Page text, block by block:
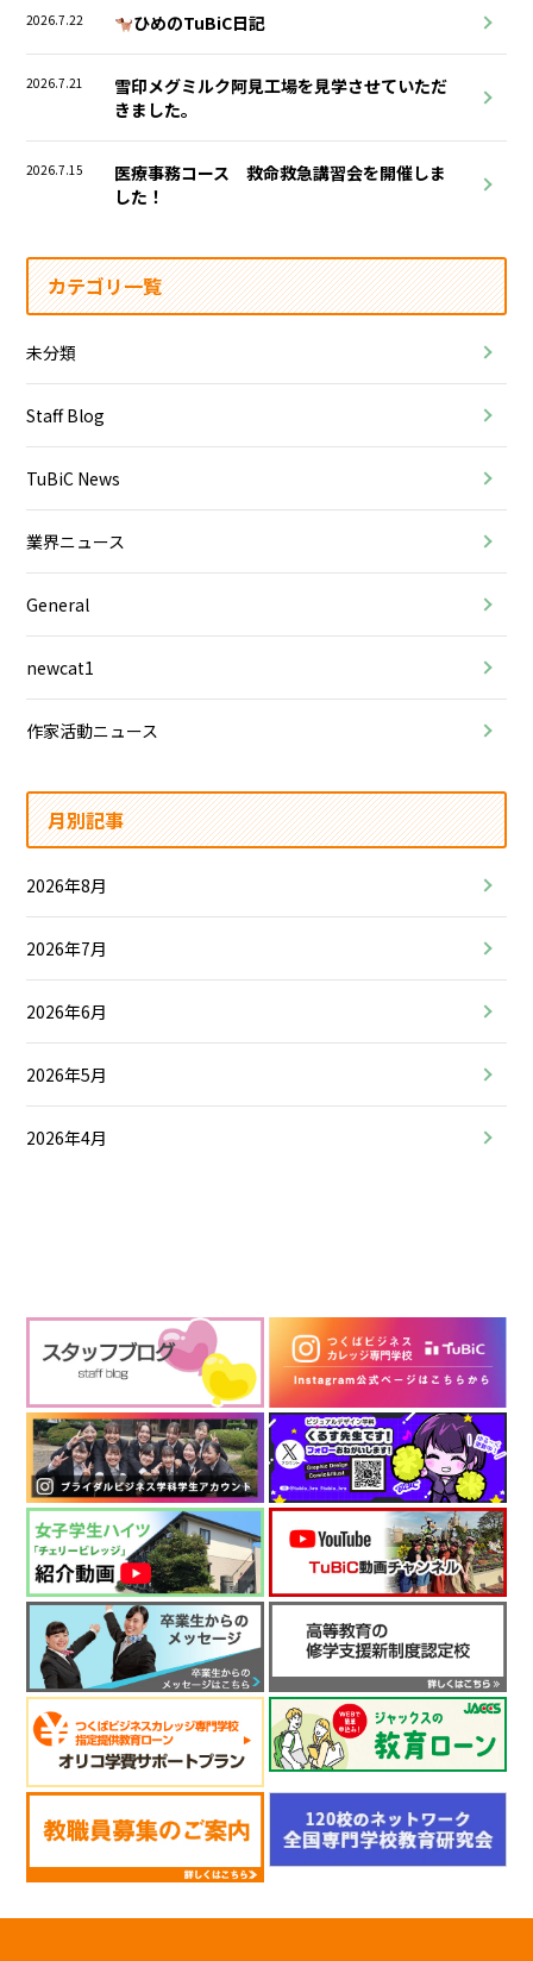
2026.7.22 ひめのTuBiC日記
2026.7.21
雪印メグミルク阿見工場を見学させていただ
きました。
2026.7.15
医療事務コース 救命救急講習会を開催しま
した！
カテゴリ一覧
未分類
Staff Blog
TuBiC News
業界ニュース
General
newcat1
作家活動ニュース
月別記事
2026年8月
2026年7月
2026年6月
2026年5月
2026年4月